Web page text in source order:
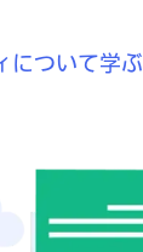
について学ぶ